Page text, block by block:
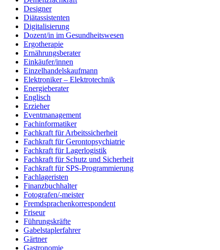
Designer
Diätassistenten
Digitalisierung
Dozent/in im Gesundheitswesen
Ergotherapie
Ernährungsberater
Einkäufer/innen
Einzelhandelskaufmann
Elektroniker – Elektrotechnik
Energieberater
Englisch
Erzieher
Eventmanagement
Fachinformatiker
Fachkraft für Arbeitssicherheit
Fachkraft für Gerontopsychiatrie
Fachkraft für Lagerlogistik
Fachkraft für Schutz und Sicherheit
Fachkraft für SPS-Programmierung
Fachlageristen
Finanzbuchhalter
Fotografen/-meister
Fremdsprachenkorrespondent
Friseur
Führungskräfte
Gabelstaplerfahrer
Gärtner
Gastronomie